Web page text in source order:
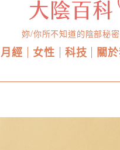
妳/你所不知道的陰部秘密
月經 女性 科技 關